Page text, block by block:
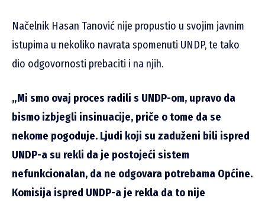
Načelnik Hasan Tanović nije propustio u svojim javnim
istupima u nekoliko navrata spomenuti UNDP, te tako
dio odgovornosti prebaciti i na njih.
„Mi smo ovaj proces radili s UNDP-om, upravo da
bismo izbjegli insinuacije, priče o tome da se
nekome pogoduje. Ljudi koji su zaduženi bili ispred
UNDP-a su rekli da je postojeći sistem
nefunkcionalan, da ne odgovara potrebama Općine.
Komisija ispred UNDP-a je rekla da to nije